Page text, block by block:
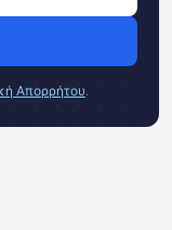
Απορρήτου.